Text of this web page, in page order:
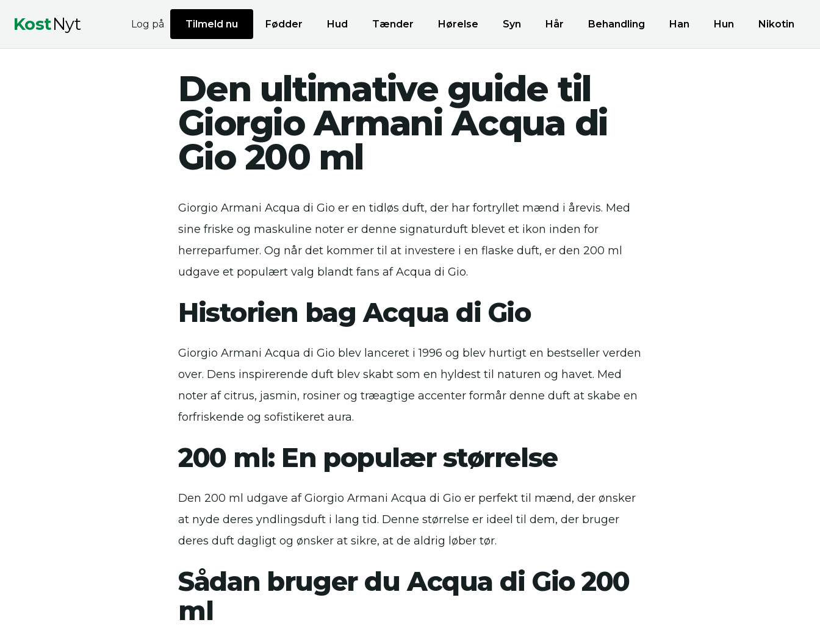
KostNyt Fødder Hud Tænder Hørelse Syn Hår Behandling Han Hun Nikotin
Log på Tilmeld nu
Den ultimative guide til
Giorgio Armani Acqua di
Gio 200 ml
Giorgio Armani Acqua di Gio er en tidløs duft, der har fortryllet mænd i årevis. Med
sine friske og maskuline noter er denne signaturduft blevet et ikon inden for
herreparfumer. Og når det kommer til at investere i en flaske duft, er den 200 ml
udgave et populært valg blandt fans af Acqua di Gio.
Historien bag Acqua di Gio
Giorgio Armani Acqua di Gio blev lanceret i 1996 og blev hurtigt en bestseller verden
over. Dens inspirerende duft blev skabt som en hyldest til naturen og havet. Med
noter af citrus, jasmin, rosiner og træagtige accenter formår denne duft at skabe en
forfriskende og sofistikeret aura.
200 ml: En populær størrelse
Den 200 ml udgave af Giorgio Armani Acqua di Gio er perfekt til mænd, der ønsker
at nyde deres yndlingsduft i lang tid. Denne størrelse er ideel til dem, der bruger
deres duft dagligt og ønsker at sikre, at de aldrig løber tør.
Sådan bruger du Acqua di Gio 200
ml